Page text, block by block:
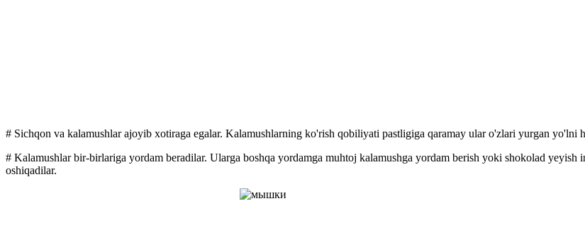
# Sichqon va kalamushlar ajoyib xotiraga egalar. Kalamushlarning ko'rish qobiliyati pastligiga qaramay ular o'zlari yurgan yo'lni
# Kalamushlar bir-birlariga yordam beradilar. Ularga boshqa yordamga muhtoj kalamushga yordam berish yoki shokolad
oshiqadilar.